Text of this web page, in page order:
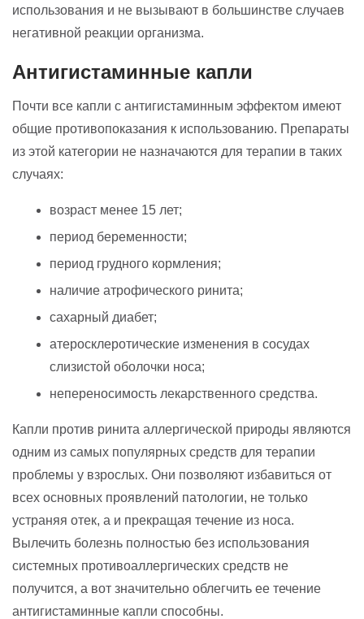
использования и не вызывают в большинстве случаев
негативной реакции организма.
Антигистаминные капли
Почти все капли с антигистаминным эффектом имеют
общие противопоказания к использованию. Препараты
из этой категории не назначаются для терапии в таких
случаях:
возраст менее 15 лет;
период беременности;
период грудного кормления;
наличие атрофического ринита;
сахарный диабет;
атеросклеротические изменения в сосудах
слизистой оболочки носа;
непереносимость лекарственного средства.
Капли против ринита аллергической природы являются
одним из самых популярных средств для терапии
проблемы у взрослых. Они позволяют избавиться от
всех основных проявлений патологии, не только
устраняя отек, а и прекращая течение из носа.
Вылечить болезнь полностью без использования
системных противоаллергических средств не
получится, а вот значительно облегчить ее течение
антигистаминные капли способны.